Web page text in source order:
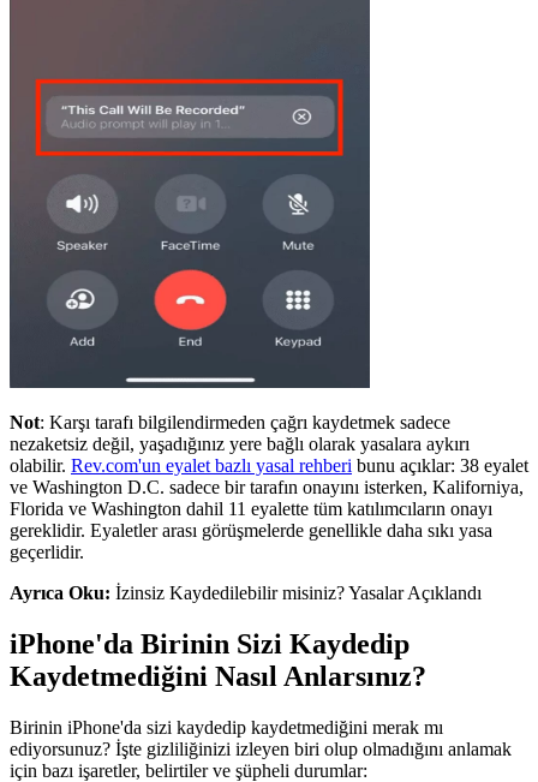
Not: Karşı tarafı bilgilendirmeden çağrı kaydetmek sadece
nezaketsiz değil, yaşadığınız yere bağlı olarak yasalara aykırı
olabilir. Rev.com'un eyalet bazlı yasal rehberi bunu açıklar: 38 eyalet
ve Washington D.C. sadece bir tarafın onayını isterken, Kaliforniya,
Florida ve Washington dahil 11 eyalette tüm katılımcıların onayı
gereklidir. Eyaletler arası görüşmelerde genellikle daha sıkı yasa
geçerlidir.
Ayrıca Oku: İzinsiz Kaydedilebilir misiniz? Yasalar Açıklandı
iPhone'da Birinin Sizi Kaydedip
Kaydetmediğini Nasıl Anlarsınız?
Birinin iPhone'da sizi kaydedip kaydetmediğini merak mı
ediyorsunuz? İşte gizliliğinizi izleyen biri olup olmadığını anlamak
için bazı işaretler, belirtiler ve şüpheli durumlar: